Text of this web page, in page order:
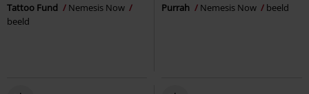
Tattoo Fund
Nemesis Now
beeld
Purrah Nemesis Now beeld